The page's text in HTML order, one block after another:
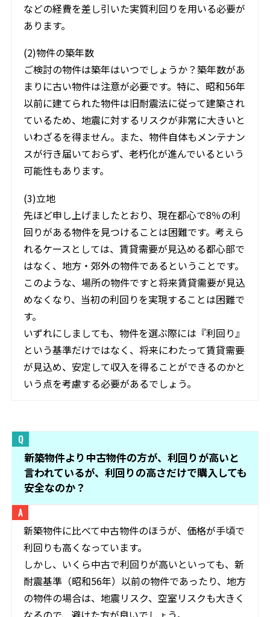
などの経費を差し引いた実質利回りを用いる必要が
あります。
(2)物件の築年数
ご検討の物件は築年はいつでしょうか？築年数があ
まりに古い物件は注意が必要です。特に、昭和56年
以前に建てられた物件は旧耐震法に従って建築され
ているため、地震に対するリスクが非常に大きいと
いわざるを得ません。また、物件自体もメンテナン
スが行き届いておらず、老朽化が進んでいるという
可能性もあります。
(3)立地
先ほど申し上げましたとおり、現在都心で8％の利
回りがある物件を見つけることは困難です。考えら
れるケースとしては、賃貸需要が見込める都心部で
はなく、地方・郊外の物件であるということです。
このような、場所の物件ですと将来賃貸需要が見込
めなくなり、当初の利回りを実現することは困難で
す。
いずれにしましても、物件を選ぶ際には『利回り』
という基準だけではなく、将来にわたって賃貸需要
が見込め、安定して収入を得ることができるのかと
いう点を考慮する必要があるでしょう。
新築物件より中古物件の方が、利回りが高いと
言われているが、利回りの高さだけで購入しても
安全なのか？
新築物件に比べて中古物件のほうが、価格が手頃で
利回りも高くなっています。
しかし、いくら中古で利回りが高いといっても、新
耐震基準（昭和56年）以前の物件であったり、地方
の物件の場合は、地震リスク、空室リスクも大きく